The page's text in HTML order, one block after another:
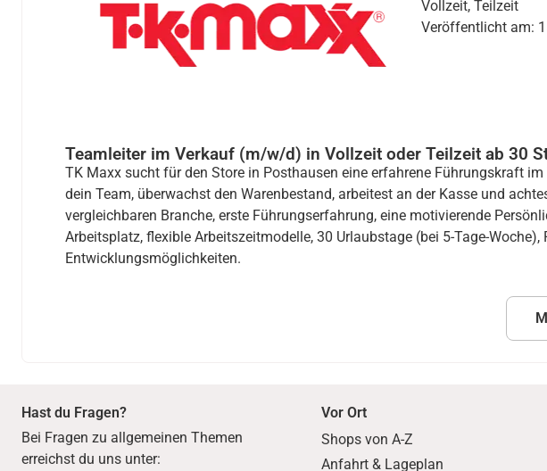
Vollzeit,Teilzeit
Veröffentlicht am:
Teamleiter im Verkauf (m/w/d) in Vollzeit oder Teilzeit ab 30
TK Maxx sucht für den Store in Posthausen eine erfahrene Führungskraft
dein Team, überwachst den Warenbestand, arbeitest an der Kasse und
vergleichbaren Branche, erste Führungserfahrung, eine motivierende
Arbeitsplatz, flexible Arbeitszeitmodelle, 30 Urlaubstage (bei 5-Tage-
Entwicklungsmöglichkeiten.
Hast du Fragen?
Bei Fragen zu allgemeinen Themen
erreichst du uns unter:
Vor Ort
Shops von A-Z
Anfahrt & Lageplan